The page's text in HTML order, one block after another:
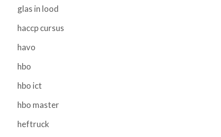
glas in lood
haccp cursus
havo
hbo
hbo ict
hbo master
heftruck